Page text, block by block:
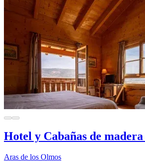
Hotel y Cabañas de
Aras de los Olmos